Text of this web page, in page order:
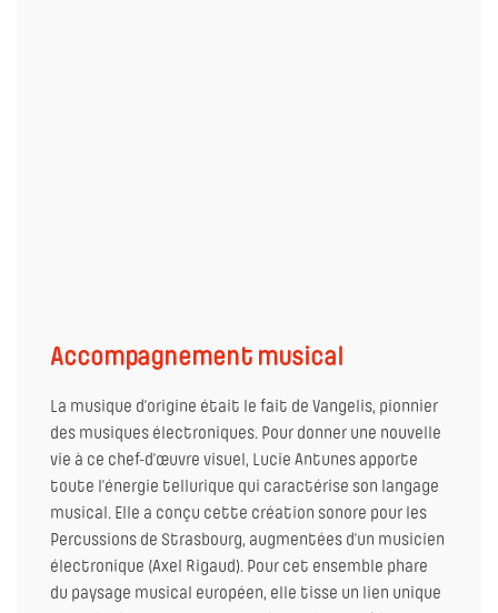
Accompagnement musical
La musique d’origine était le fait de Vangelis, pionnier
des musiques électroniques. Pour donner une nouvelle
vie à ce chef-d’œuvre visuel, Lucie Antunes apporte
toute l’énergie tellurique qui caractérise son langage
musical. Elle a conçu cette création sonore pour les
Percussions de Strasbourg, augmentées d’un musicien
électronique (Axel Rigaud). Pour cet ensemble phare
du paysage musical européen, elle tisse un lien unique